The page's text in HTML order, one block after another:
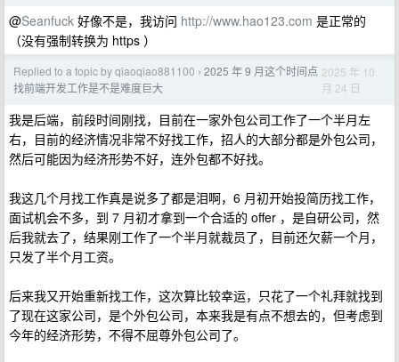
@Seanfuck 好像不是，我访问 http://www.hao123.com 是正常的
（没有强制转换为 https ）
Replied to a topic by qiaoqiao881100 › 2025 年 9 月这个时间点
找前端开发工作是不是难度巨大
2025 年 10
月 24 日
我是后端，前段时间刚找，目前在一家外包公司工作了一个半月左
右，目前的经济情况非常不好找工作，招人的大部分都是外包公司，
然后可能因为经济形势不好，连外包都不好找。
我这几个月找工作真是说多了都是泪啊，6 月初开始投简历找工作，
面试机会不多，到 7 月初才拿到一个合适的 offer ，是自研公司，然
后我就去了，结果刚工作了一个半月就裁员了，目前还欠薪一个月，
只发了半个月工资。
后来我又开始重新找工作，这次算比较幸运，只花了一个礼拜就找到
了现在这家公司，是个外包公司，本来我是有点不想去的，但考虑到
今年的经济形势，不得不屈尊外包公司了。